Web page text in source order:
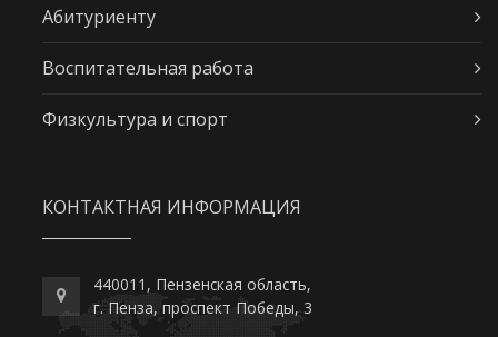
Абитуриенту
Воспитательная работа
Физкультура и спорт
КОНТАКТНАЯ ИНФОРМАЦИЯ
440011, Пензенская область,
г. Пенза, проспект Победы, 3